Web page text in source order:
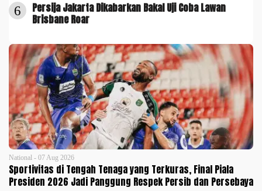
6
Persija Jakarta Dikabarkan Bakal Uji Coba Lawan
Brisbane Roar
National - 07 Aug 2026
Sportivitas di Tengah Tenaga yang Terkuras, Final Piala
Presiden 2026 Jadi Panggung Respek Persib dan Persebaya